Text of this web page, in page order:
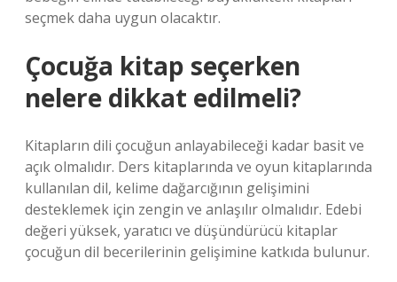
seçmek daha uygun olacaktır.
Çocuğa kitap seçerken
nelere dikkat edilmeli?
Kitapların dili çocuğun anlayabileceği kadar basit ve
açık olmalıdır. Ders kitaplarında ve oyun kitaplarında
kullanılan dil, kelime dağarcığının gelişimini
desteklemek için zengin ve anlaşılır olmalıdır. Edebi
değeri yüksek, yaratıcı ve düşündürücü kitaplar
çocuğun dil becerilerinin gelişimine katkıda bulunur.